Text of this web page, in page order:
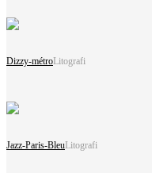
Dizzy-métro Litografi
Jazz-Paris-BleuLitografi